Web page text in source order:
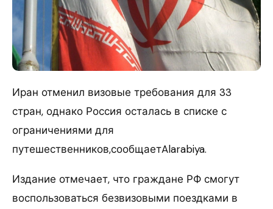
Иран отменил визовые требования для 33
стран, однако Россия осталась в списке с
ограничениями для
путешественников,сообщаетAlarabiya.
Издание отмечает, что граждане РФ смогут
воспользоваться безвизовыми поездками в